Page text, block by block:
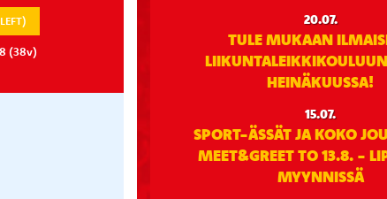
(38v)
20.07.
TULE MUKAAN
HEINÄKUUSSA!
15.07.
SPORT-ÄSSÄT JA KOKO
MEET&GREET TO 13.8. -
MYYNNISSÄ